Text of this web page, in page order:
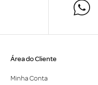
Área do Cliente
Minha Conta